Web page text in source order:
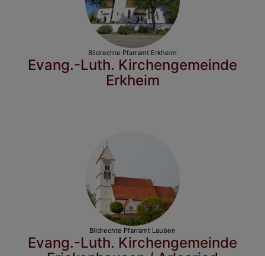
Bildrechte Pfarramt Erkheim
Evang.-Luth. Kirchengemeinde
Erkheim
Bildrechte Pfarramt Lauben
Evang.-Luth. Kirchengemeinde